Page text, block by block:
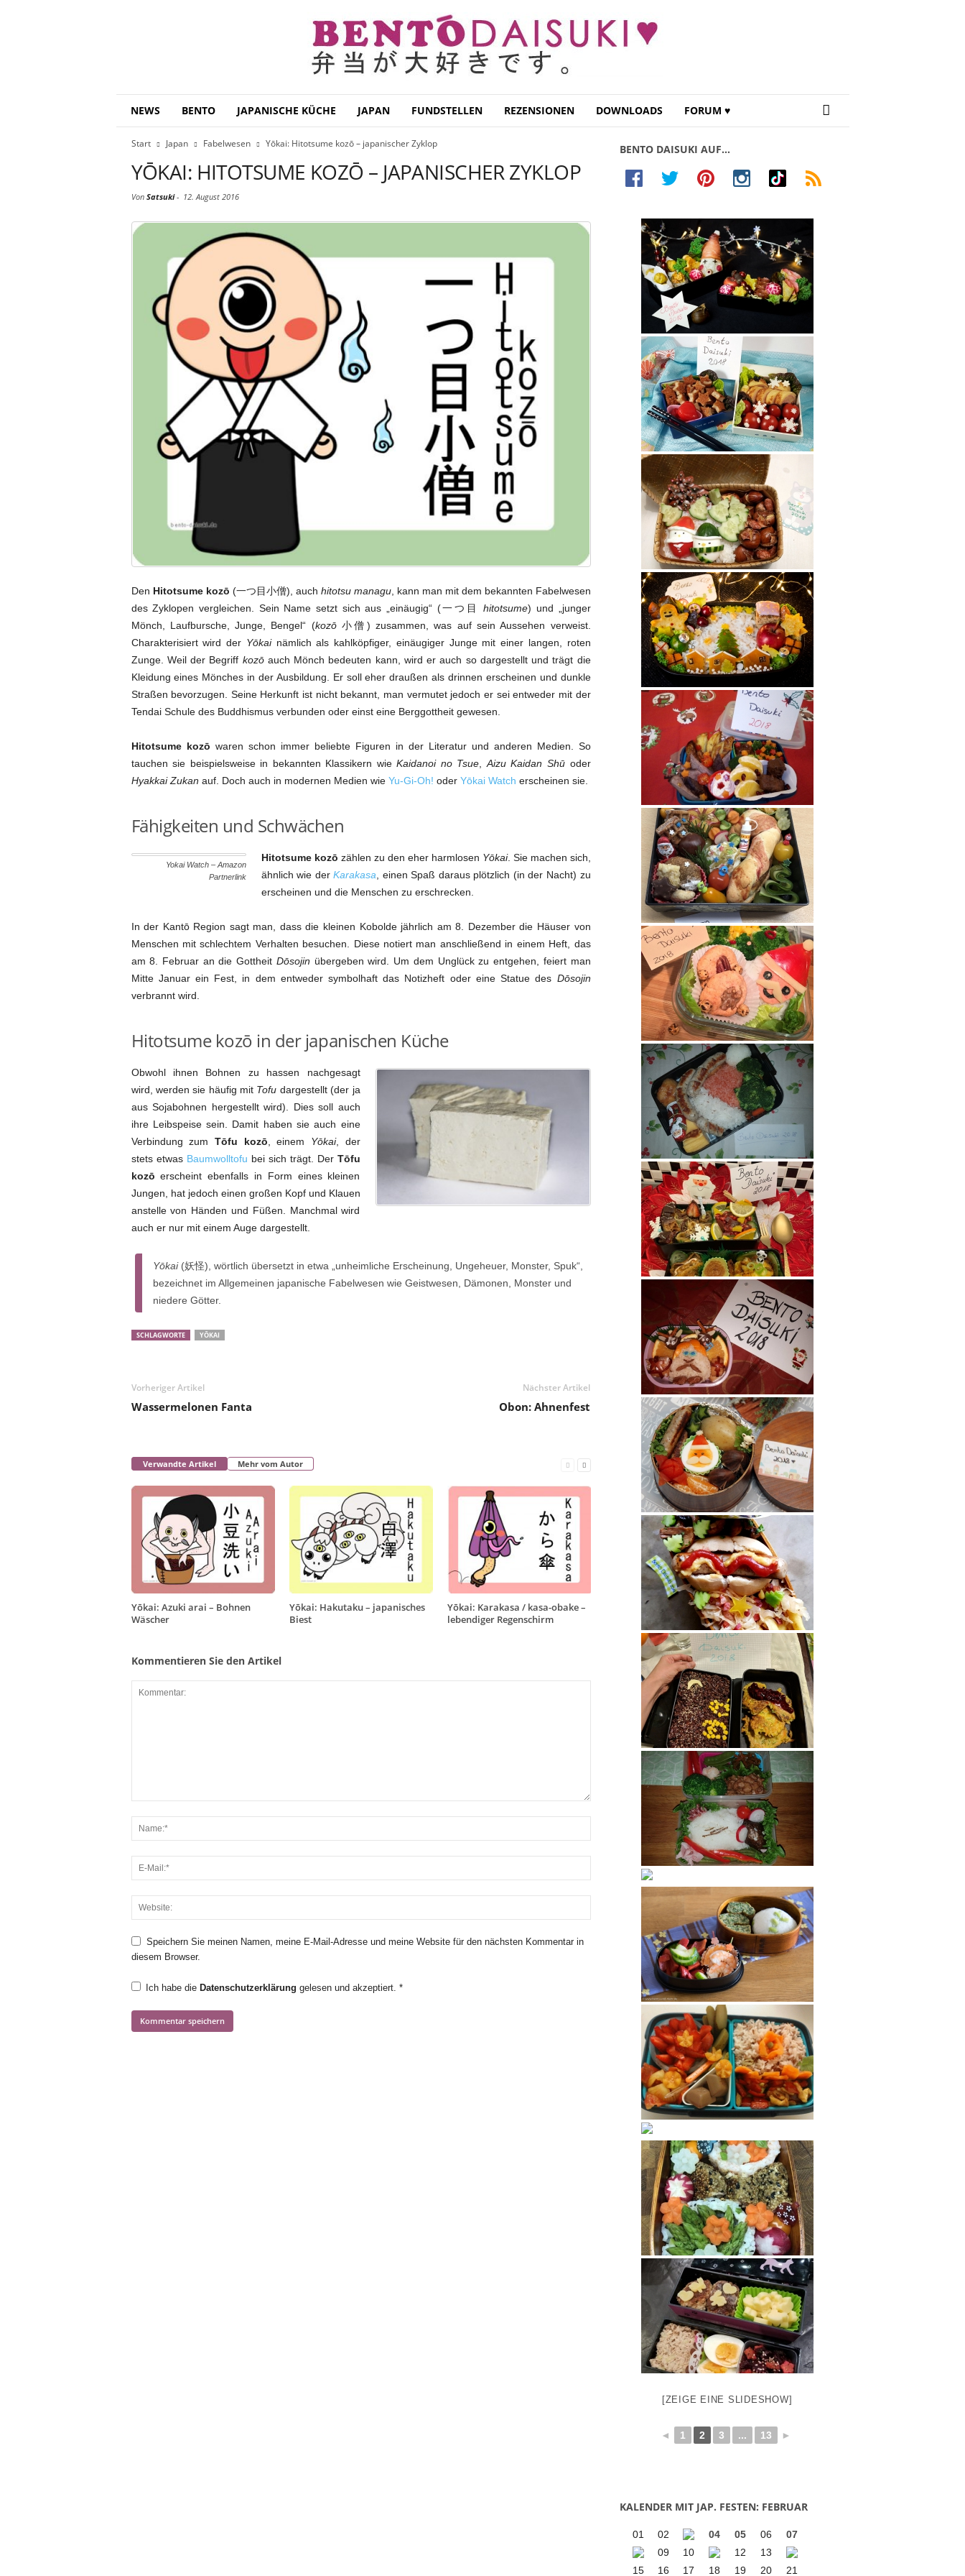
NEWS BENTO JAPANISCHE KÜCHE JAPAN FUNDSTELLEN REZENSIONEN DOWNLOADS FORUM ♥
Start Japan Fabelwesen Yōkai: Hitotsume kozō – japanischer Zyklop
YŌKAI: HITOTSUME KOZŌ – JAPANISCHER ZYKLOP
Von Satsuki- 12. August 2016
Den Hitotsume kozō (一つ目小僧), auch hitotsu managu, kann man mit dem bekannten Fabelwesen
des Zyklopen vergleichen. Sein Name setzt sich aus „einäugig“ (一つ目hitotsume) und „junger
Mönch, Laufbursche, Junge, Bengel“ (kozō小僧) zusammen, was auf sein Aussehen verweist.
Charakterisiert wird der Yōkainämlich als kahlköpfiger, einäugiger Junge mit einer langen, roten
Zunge. Weil der Begriff kozōauch Mönch bedeuten kann, wird er auch so dargestellt und trägt die
Kleidung eines Mönches in der Ausbildung. Er soll eher draußen als drinnen erscheinen und dunkle
Straßen bevorzugen. Seine Herkunft ist nicht bekannt, man vermutet jedoch er sei entweder mit der
Tendai Schule des Buddhismus verbunden oder einst eine Berggottheit gewesen.
Hitotsume kozō waren schon immer beliebte Figuren in der Literatur und anderen Medien. So
tauchen sie beispielsweise in bekannten Klassikern wieKaidanoi no Tsue Aizu Kaidan Shūoder
Hyakkai Zukan auf. Doch auch in modernen Medien wie Yu-Gi-Oh! oder Yōkai Watch erscheinen sie.
Fähigkeiten und Schwächen
Yokai Watch – Amazon
Partnerlink
Hitotsume kozō zählen zu den eher harmlosen Yōkai. Sie machen sich,
ähnlich wie derKarakasa , einen Spaß daraus plötzlich (in der Nacht) zu
erscheinen und die Menschen zu erschrecken.
In der Kantō Region sagt man, dass die kleinen Kobolde jährlich am 8. Dezember die Häuser von
Menschen mit schlechtem Verhalten besuchen. Diese notiert man anschließend in einem Heft, das
am 8. Februar an die Gottheit Dōsojin übergeben wird. Um dem Unglück zu entgehen, feiert man
Mitte Januar ein Fest, in dem entweder symbolhaft das Notizheft oder eine Statue des Dōsojin
verbrannt wird.
Hitotsume kozō in der japanischen Küche
Obwohl ihnen Bohnen zu hassen nachgesagt
wird, werden sie häufig mit Tofu dargestellt (der ja
aus Sojabohnen hergestellt wird). Dies soll auch
ihre Leibspeise sein. Damit haben sie auch eine
Verbindung zum Tōfu kozō , einem Yōkai, der
stets etwas Baumwolltofu bei sich trägt. Der Tōfu
kozō erscheint ebenfalls in Form eines kleinen
Jungen, hat jedoch einen großen Kopf und Klauen
anstelle von Händen und Füßen. Manchmal wird
auch er nur mit einem Auge dargestellt.
Yōkai(妖怪), wörtlich übersetzt in etwa „unheimliche Erscheinung, Ungeheuer, Monster, Spuk“,
bezeichnet im Allgemeinen japanische Fabelwesen wie Geistwesen, Dämonen, Monster und
niedere Götter.
SCHLAGWORTE YŌKAI
Vorheriger Artikel
Wassermelonen Fanta
Nächster Artikel
Obon: Ahnenfest
Verwandte Artikel Mehr vom Autor
Yōkai: Azuki arai – Bohnen
Wäscher
Yōkai: Hakutaku – japanisches
Biest
Yōkai: Karakasa / kasa-obake –
lebendiger Regenschirm
Kommentieren Sie den Artikel
Speichern Sie meinen Namen, meine E-Mail-Adresse und meine Website für den nächsten Kommentar in
diesem Browser.
Ich habe die Datenschutzerklärung gelesen und akzeptiert. *
BENTO DAISUKI AUF…
[ZEIGE EINE SLIDESHOW]
◄ 1 2 3 ... 13 ►
KALENDER MIT JAP. FESTEN: FEBRUAR
01 02 04 05 06
07
09
10 12
13
15
16 17 18 19 20 21